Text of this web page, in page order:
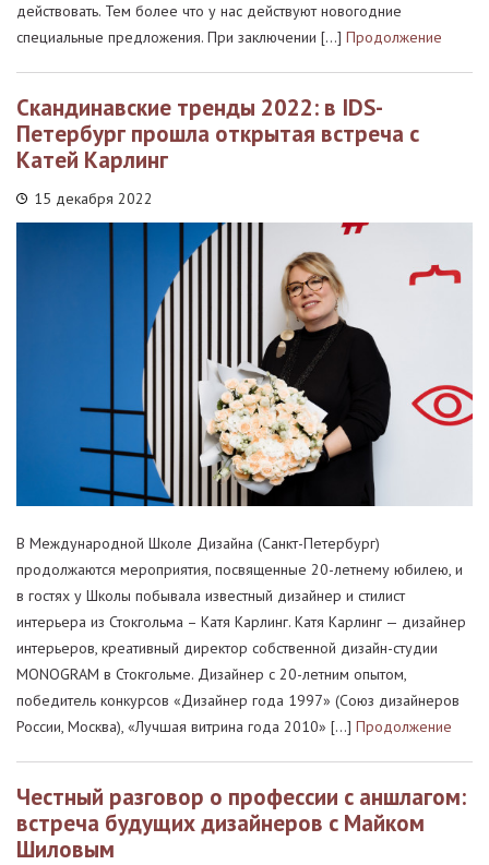
действовать. Тем более что у нас действуют новогодние
специальные предложения. При заключении […] Продолжение
Скандинавские тренды 2022: в IDS-
Петербург прошла открытая встреча с
Катей Карлинг
15 декабря 2022
В Международной Школе Дизайна (Санкт-Петербург)
продолжаются мероприятия, посвященные 20-летнему юбилею, и
в гостях у Школы побывала известный дизайнер и стилист
интерьера из Стокгольма – Катя Карлинг. Катя Карлинг — дизайнер
интерьеров, креативный директор собственной дизайн-студии
MONOGRAM в Стокгольме. Дизайнер с 20-летним опытом,
победитель конкурсов «Дизайнер года 1997» (Союз дизайнеров
России, Москва), «Лучшая витрина года 2010» […] Продолжение
Честный разговор о профессии с аншлагом:
встреча будущих дизайнеров с Майком
Шиловым